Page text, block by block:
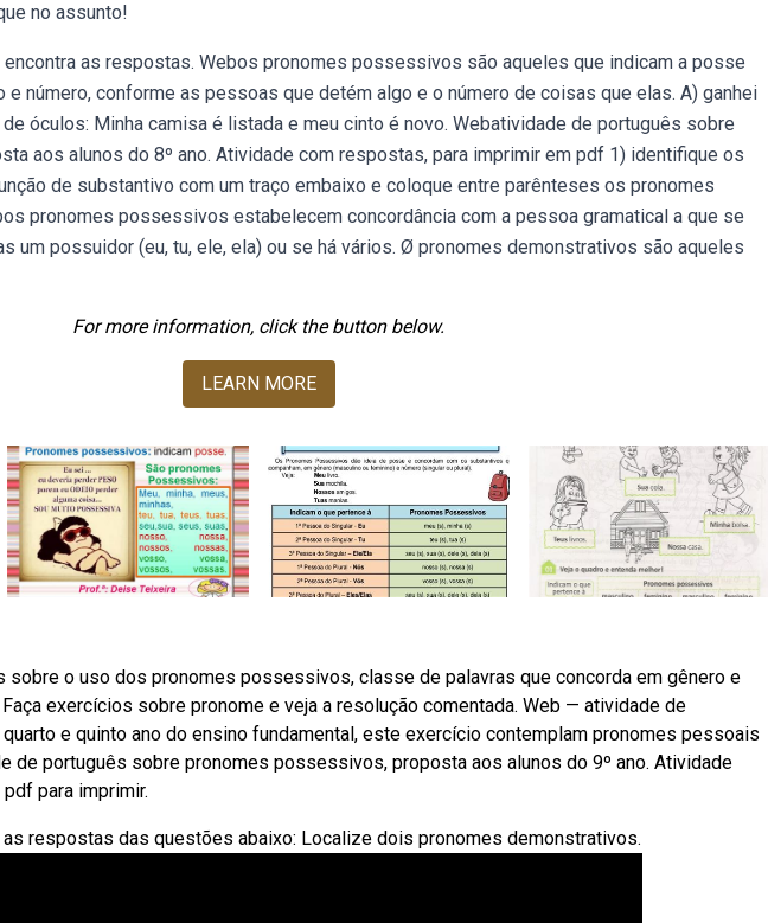
no assunto!
as respostas. Webos pronomes possessivos são aqueles que indicam a posse
e número, conforme as pessoas que detém algo e o número de coisas que elas. A) ganhei
óculos: Minha camisa é listada e meu cinto é novo. Webatividade de português sobre
aos alunos do 8º ano. Atividade com respostas, para imprimir em pdf 1) identifique os
de substantivo com um traço embaixo e coloque entre parênteses os pronomes
pronomes possessivos estabelecem concordância com a pessoa gramatical a que se
um possuidor (eu, tu, ele, ela) ou se há vários. Ø pronomes demonstrativos são aqueles
For more information, click the button below.
LEARN MORE
o uso dos pronomes possessivos, classe de palavras que concorda em gênero e
exercícios sobre pronome e veja a resolução comentada. Web — atividade de
e quinto ano do ensino fundamental, este exercício contemplam pronomes pessoais
de português sobre pronomes possessivos, proposta aos alunos do 9º ano. Atividade
para imprimir.
respostas das questões abaixo: Localize dois pronomes demonstrativos.